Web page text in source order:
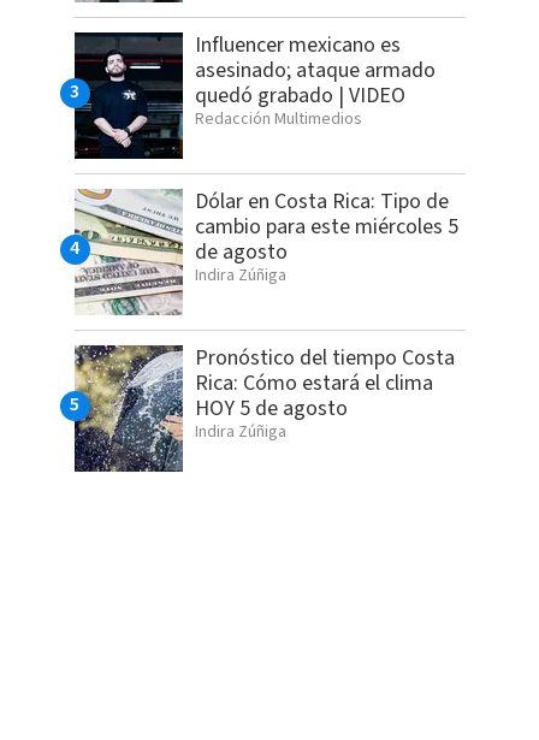
Influencer mexicano es
asesinado; ataque armado
quedó grabado | VIDEO
Redacción Multimedios
Dólar en Costa Rica: Tipo de
cambio para este miércoles 5
de agosto
Indira Zúñiga
Pronóstico del tiempo Costa
Rica: Cómo estará el clima
HOY 5 de agosto
Indira Zúñiga